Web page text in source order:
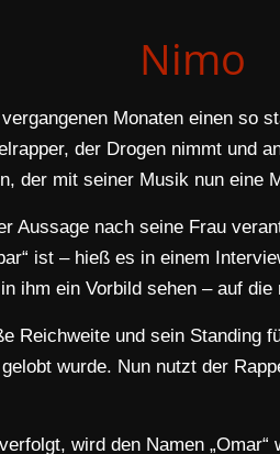
Nimo
Monaten einen so
der Drogen nimmt und
der mit seiner Musik nun eine
Aussage nach seine Frau
ist – hieß es in einem
ihm ein Vorbild sehen – auf
Reichweite und sein Standing
wurde. Nun nutzt der
wird den Namen